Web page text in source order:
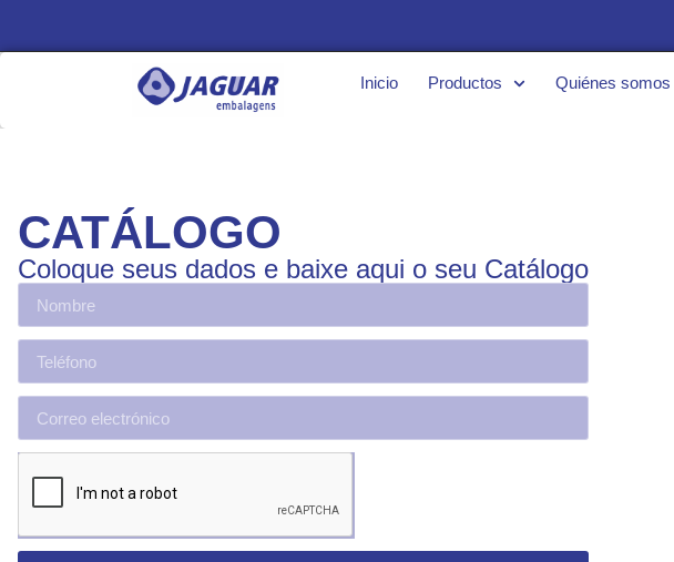
Inicio Productos Quiénes somos
CATÁLOGO
Coloque seus dados e baixe aqui o seu Catálogo